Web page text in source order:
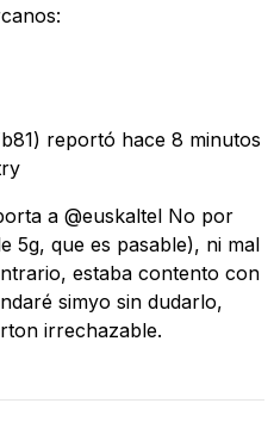
reportó hace 8 minutos
a @euskaltel No por
5g, que es pasable), ni mal
estaba contento con
simyo sin dudarlo,
irrechazable.